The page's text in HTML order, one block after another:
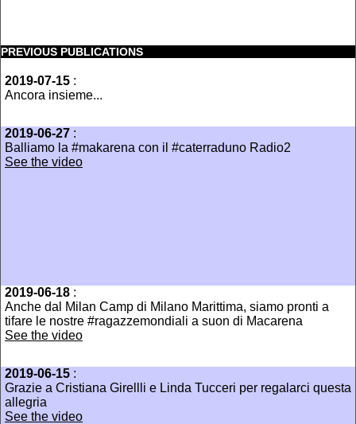
PREVIOUS PUBLICATIONS
2019-07-15 :
Ancora insieme...
2019-06-27 :
Balliamo la #makarena con il #caterraduno Radio2
See the video
2019-06-18 :
Anche dal Milan Camp di Milano Marittima, siamo pronti a
tifare le nostre #ragazzemondiali a suon di Macarena
See the video
2019-06-15 :
Grazie a Cristiana Girellli e Linda Tucceri per regalarci questa
allegria
See the video